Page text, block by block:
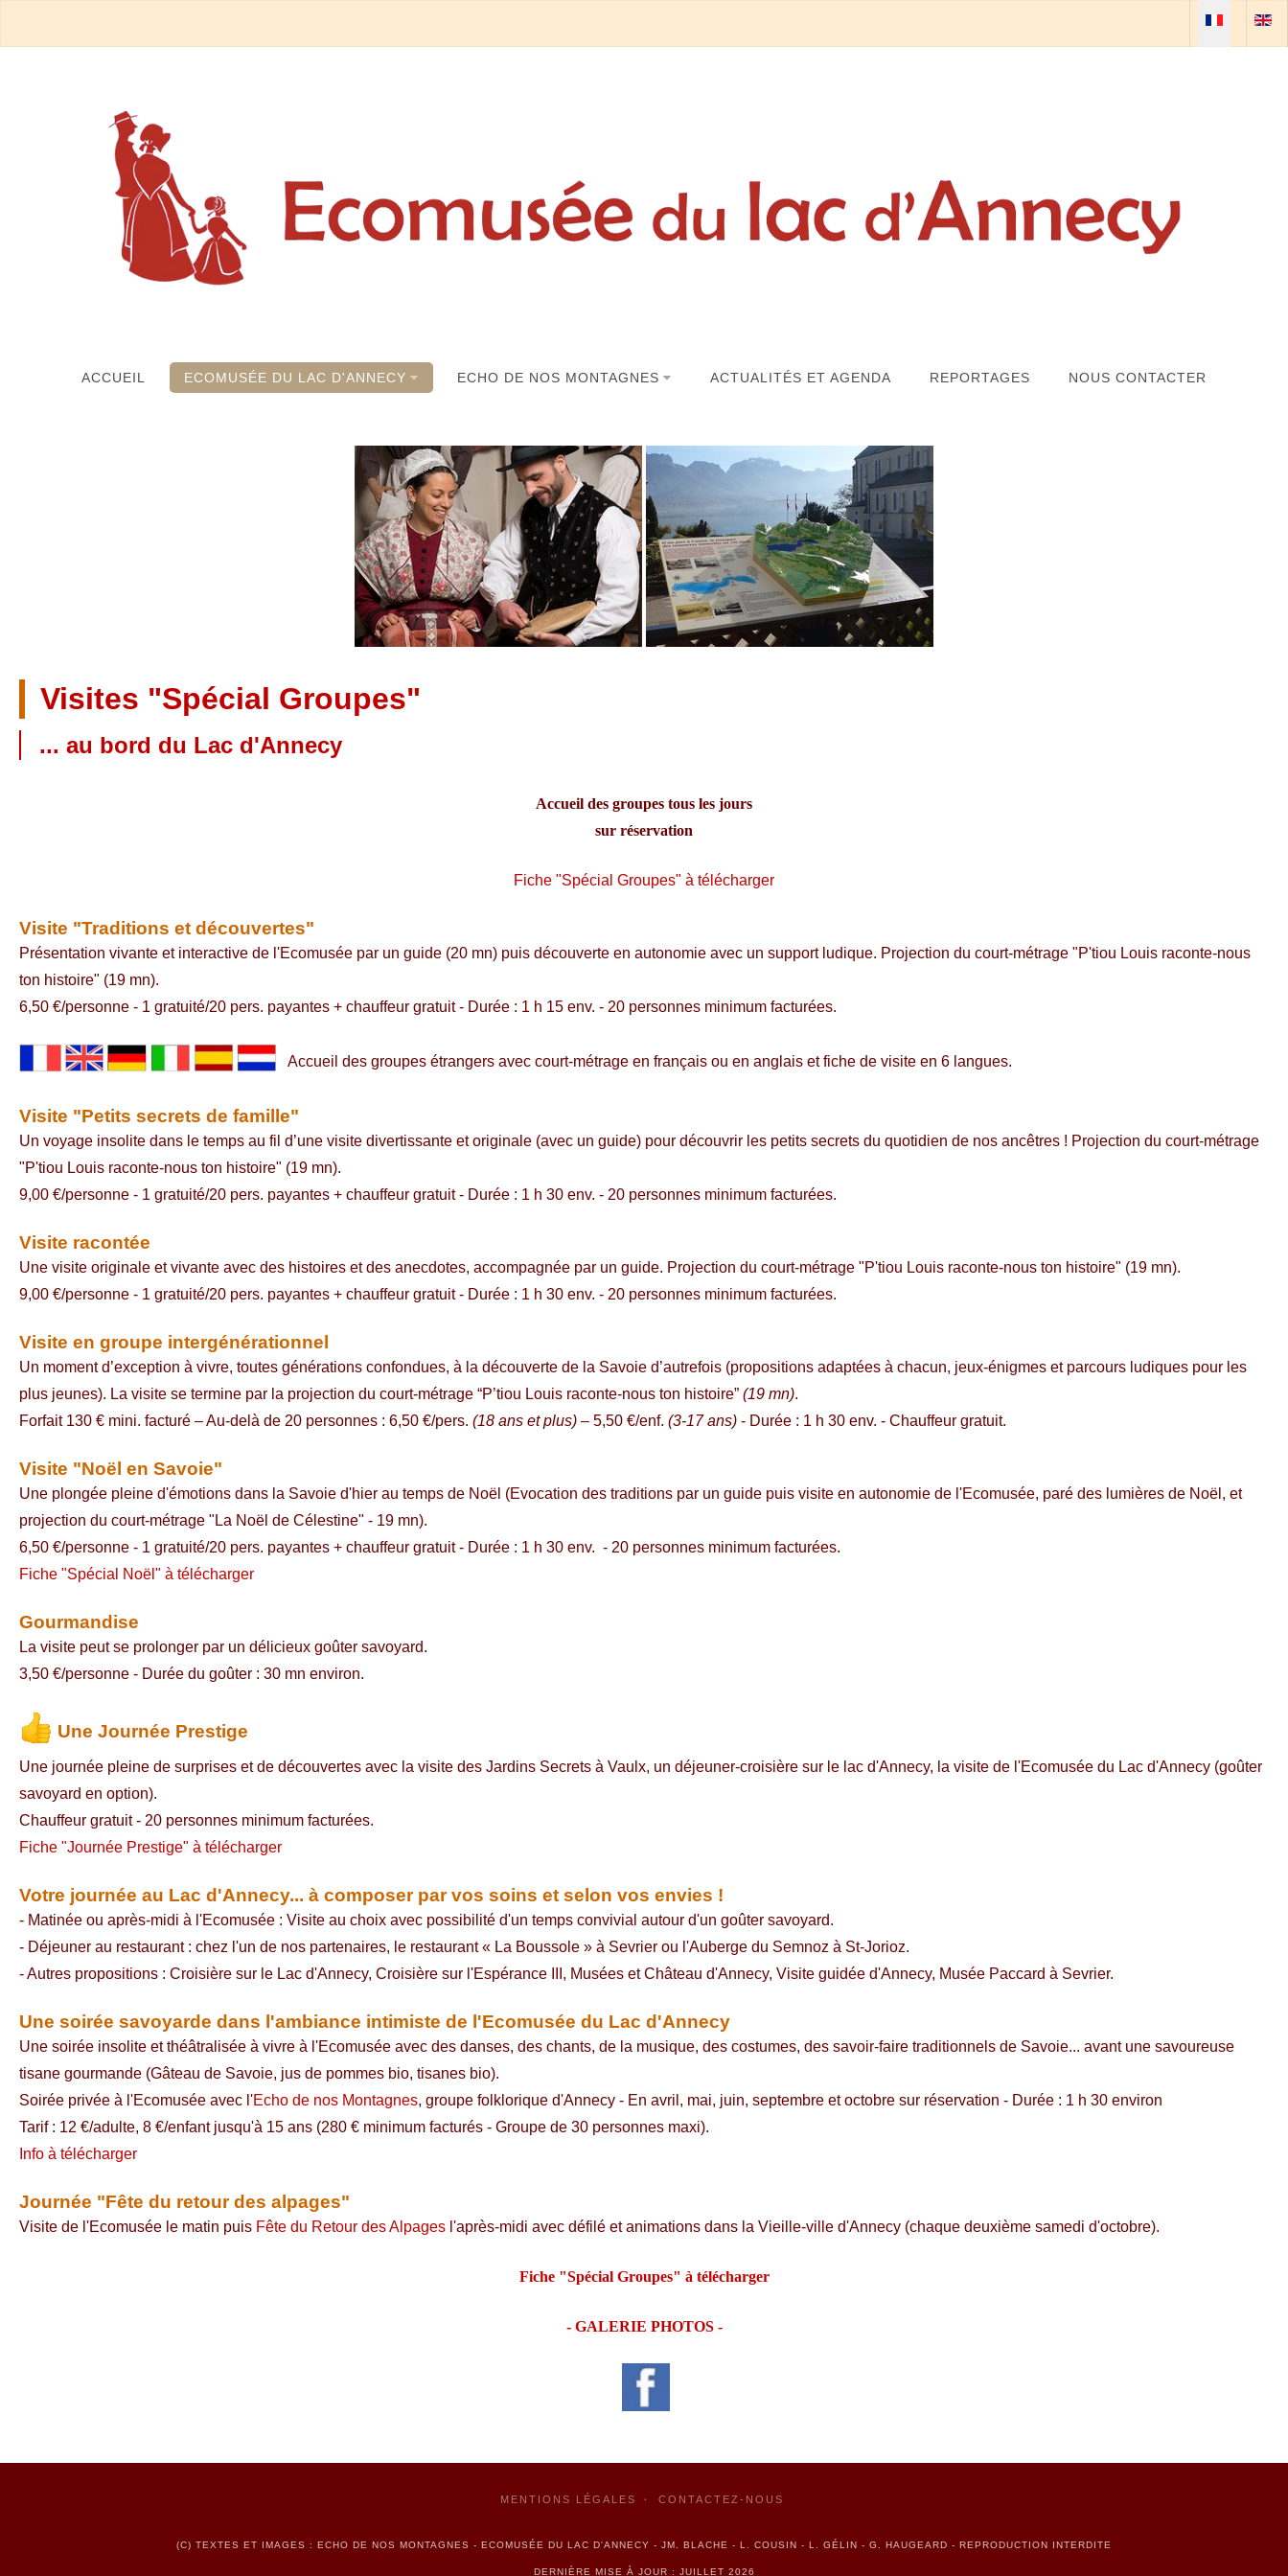
Sélectionnez
ACCUEIL ECOMUSÉE DU LAC D'ANNECY ECHO DE NOS MONTAGNES ACTUALITÉS ET AGENDA REPORTAGES NOUS CONTACTER
Visites "Spécial Groupes"
... au bord du Lac d'Annecy
Accueil des groupes tous les jours
sur réservation
Fiche "Spécial Groupes" à télécharger
Visite "Traditions et découvertes"
Présentation vivante et interactive de l'Ecomusée par un guide (20 mn) puis découverte en autonomie avec un support ludique. Projection du court-métrage "P'tiou Louis raconte-nous
ton histoire" (19 mn).
6,50 €/personne - 1 gratuité/20 pers. payantes + chauffeur gratuit - Durée : 1 h 15 env. - 20 personnes minimum facturées.
Accueil des groupes étrangers avec court-métrage en français ou en anglais et fiche de visite en 6 langues.
Visite "Petits secrets de famille"
Un voyage insolite dans le temps au fil d’une visite divertissante et originale (avec un guide) pour découvrir les petits secrets du quotidien de nos ancêtres ! Projection du court-métrage
"P'tiou Louis raconte-nous ton histoire" (19 mn).
9,00 €/personne - 1 gratuité/20 pers. payantes + chauffeur gratuit - Durée : 1 h 30 env. - 20 personnes minimum facturées.
Visite racontée
Une visite originale et vivante avec des histoires et des anecdotes, accompagnée par un guide. Projection du court-métrage "P'tiou Louis raconte-nous ton histoire" (19 mn).
9,00 €/personne - 1 gratuité/20 pers. payantes + chauffeur gratuit - Durée : 1 h 30 env. - 20 personnes minimum facturées.
Visite en groupe intergénérationnel
Un moment d’exception à vivre, toutes générations confondues, à la découverte de la Savoie d’autrefois (propositions adaptées à chacun, jeux-énigmes et parcours ludiques pour les
plus jeunes). La visite se termine par la projection du court-métrage “P’tiou Louis raconte-nous ton histoire” (19 mn).
Forfait 130 € mini. facturé – Au-delà de 20 personnes : 6,50 €/pers. (18 ans et plus) – 5,50 €/enf. (3-17 ans) - Durée : 1 h 30 env. - Chauffeur gratuit.
Visite "Noël en Savoie"
Une plongée pleine d'émotions dans la Savoie d'hier au temps de Noël (Evocation des traditions par un guide puis visite en autonomie de l'Ecomusée, paré des lumières de Noël, et
projection du court-métrage "La Noël de Célestine" - 19 mn).
6,50 €/personne - 1 gratuité/20 pers. payantes + chauffeur gratuit - Durée : 1 h 30 env. - 20 personnes minimum facturées.
Fiche "Spécial Noël" à télécharger
Gourmandise
La visite peut se prolonger par un délicieux goûter savoyard.
3,50 €/personne - Durée du goûter : 30 mn environ.
Une Journée Prestige
Une journée pleine de surprises et de découvertes avec la visite des Jardins Secrets à Vaulx, un déjeuner-croisière sur le lac d'Annecy, la visite de l'Ecomusée du Lac d'Annecy (goûter
savoyard en option).
Chauffeur gratuit - 20 personnes minimum facturées.
Fiche "Journée Prestige" à télécharger
Votre journée au Lac d'Annecy... à composer par vos soins et selon vos envies !
- Matinée ou après-midi à l'Ecomusée : Visite au choix avec possibilité d'un temps convivial autour d'un goûter savoyard.
- Déjeuner au restaurant : chez l'un de nos partenaires, le restaurant « La Boussole » à Sevrier ou l'Auberge du Semnoz à St-Jorioz.
- Autres propositions : Croisière sur le Lac d'Annecy, Croisière sur l'Espérance III, Musées et Château d'Annecy, Visite guidée d'Annecy, Musée Paccard à Sevrier.
Une soirée savoyarde dans l'ambiance intimiste de l'Ecomusée du Lac d'Annecy
Une soirée insolite et théâtralisée à vivre à l'Ecomusée avec des danses, des chants, de la musique, des costumes, des savoir-faire traditionnels de Savoie... avant une savoureuse
tisane gourmande (Gâteau de Savoie, jus de pommes bio, tisanes bio).
Soirée privée à l'Ecomusée avec l'Echo de nos Montagnes, groupe folklorique d'Annecy - En avril, mai, juin, septembre et octobre sur réservation - Durée : 1 h 30 environ
Tarif : 12 €/adulte, 8 €/enfant jusqu'à 15 ans (280 € minimum facturés - Groupe de 30 personnes maxi).
Info à télécharger
Journée "Fête du retour des alpages"
Visite de l'Ecomusée le matin puis Fête du Retour des Alpages l'après-midi avec défilé et animations dans la Vieille-ville d'Annecy (chaque deuxième samedi d'octobre).
Fiche "Spécial Groupes" à télécharger
- GALERIE PHOTOS -
MENTIONS LÉGALES CONTACTEZ-NOUS
(C) TEXTES ET IMAGES : ECHO DE NOS MONTAGNES - ECOMUSÉE DU LAC D'ANNECY - JM. BLACHE - L. COUSIN - L. GÉLIN - G. HAUGEARD - REPRODUCTION INTERDITE
DERNIÈRE MISE À JOUR : JUILLET 2026